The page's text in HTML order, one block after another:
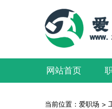
网站首页
当前位置： 爱职场 >